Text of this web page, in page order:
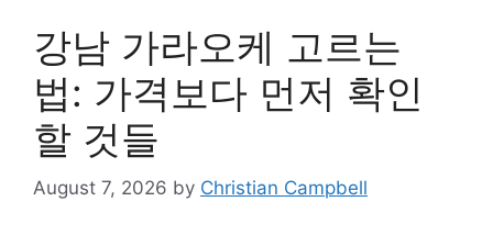
강남 가라오케 고르는
법: 가격보다 먼저 확인
할 것들
August 7, 2026 by Christian Campbell